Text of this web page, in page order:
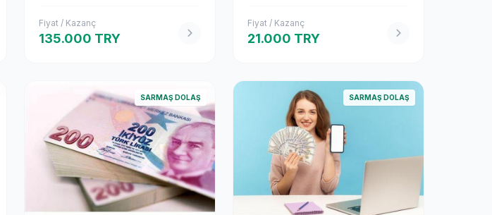
Fiyat / Kazanç
135.000 TRY
Fiyat / Kazanç
21.000 TRY
SARMAŞ DOLAŞ SARMAŞ DOLAŞ